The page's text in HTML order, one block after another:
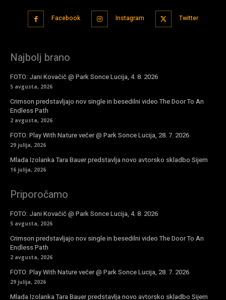
Facebook Instagram Twitter
Najbolj brano
FOTO: Jani Kovačič @ Park Sonce Lucija, 4. 8. 2026
5 avgusta, 2026
Crimson predstavljajo nov single in besedilni video The Door To An
Endless Path
2 avgusta, 2026
FOTO: Play With Nature večer @ Park Sonce Lucija, 28. 7. 2026
29 julija, 2026
Mlada Izolanka Tara Bauer predstavlja novo avtorsko skladbo Sijem
16 julija, 2026
Priporočamo
FOTO: Jani Kovačič @ Park Sonce Lucija, 4. 8. 2026
5 avgusta, 2026
Crimson predstavljajo nov single in besedilni video The Door To An
Endless Path
2 avgusta, 2026
FOTO: Play With Nature večer @ Park Sonce Lucija, 28. 7. 2026
29 julija, 2026
Mlada Izolanka Tara Bauer predstavlja novo avtorsko skladbo Sijem